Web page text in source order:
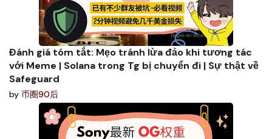
Đánh giá tóm tắt: Mẹo tránh lừa đảo khi tương tác
với Meme | Solana trong Tg bị chuyển đi | Sự thật về
Safeguard
by 币圈90后